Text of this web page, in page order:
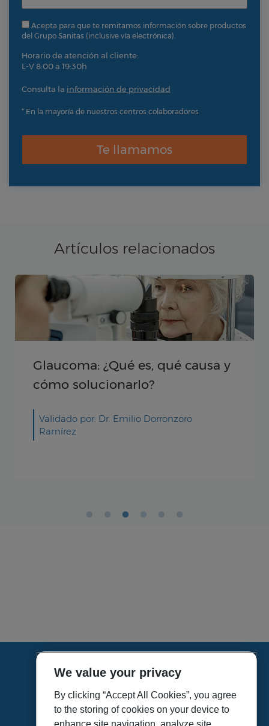
Acepta para que te remitamos información sobre productos
del Grupo Sanitas (inclusive vía electrónica).
Horario de atención al cliente:
L-V 8:00 a 19:30h
Consulta la información de privacidad
* En la mayoría de nuestros centros colaboradores
Te llamamos
Artículos relacionados
Glaucoma: ¿Qué es, qué causa y
cómo solucionarlo?
Validado por: Dr. Emilio Dorronzoro
Ramírez
HOME
VÍDEOS
POLÍTICA DE PRIVACIDAD
We value your privacy
By clicking “Accept All Cookies”, you agree
to the storing of cookies on your device to
enhance site navigation, analyze site